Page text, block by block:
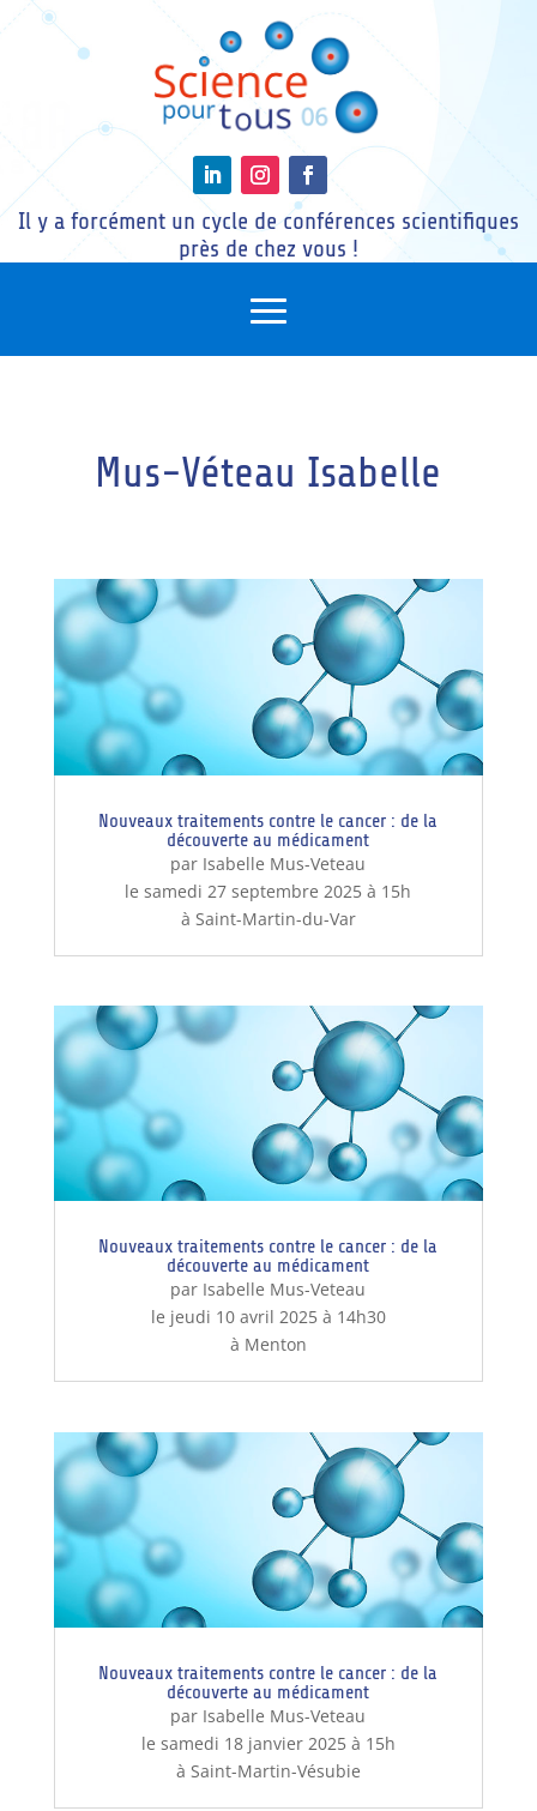
Il y a forcément un cycle de conférences scientifiques
près de chez vous !
Mus-Véteau Isabelle
Nouveaux traitements contre le cancer : de la
découverte au médicament
par Isabelle Mus-Veteau
le samedi 27 septembre 2025 à 15h
à Saint-Martin-du-Var
Nouveaux traitements contre le cancer : de la
découverte au médicament
par Isabelle Mus-Veteau
le jeudi 10 avril 2025 à 14h30
à Menton
Nouveaux traitements contre le cancer : de la
découverte au médicament
par Isabelle Mus-Veteau
le samedi 18 janvier 2025 à 15h
à Saint-Martin-Vésubie